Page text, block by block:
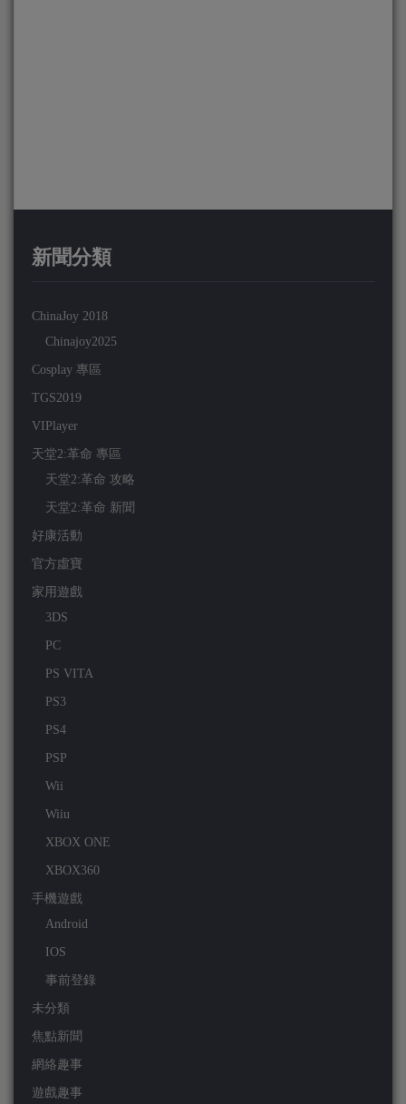
新聞分類
ChinaJoy 2018
Chinajoy2025
Cosplay 專區
TGS2019
VIPlayer
天堂2:革命 專區
天堂2:革命 攻略
天堂2:革命 新聞
好康活動
官方虛寶
家用遊戲
3DS
PC
PS VITA
PS3
PS4
PSP
Wii
Wiiu
XBOX ONE
XBOX360
手機遊戲
Android
IOS
事前登錄
未分類
焦點新聞
網絡趣事
遊戲趣事